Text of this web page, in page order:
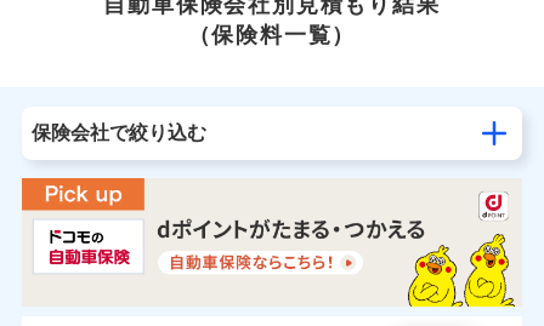
自動車保険会社別見積もり結果
（保険料一覧）
保険会社で絞り込む